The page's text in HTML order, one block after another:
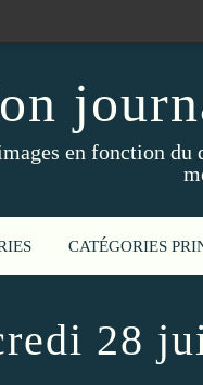
en fonction du
CATÉGORIES
28